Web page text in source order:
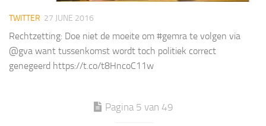
TWITTER 27 JUNE 2016
Rechtzetting: Doe niet de moeite om #gemra te volgen via
@gva want tussenkomst wordt toch politiek correct
genegeerd https://t.co/t8HncoC11w
Pagina 5 van 49